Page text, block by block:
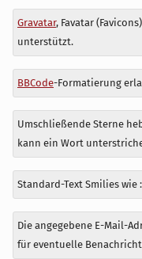
Antwort
zu
Gravatar, Favatar
unterstützt.
BBCode-Formatierung
Umschließende Sterne
kann ein Wort
Standard-Text Smilies
Die angegebene E-Mail-
für eventuelle